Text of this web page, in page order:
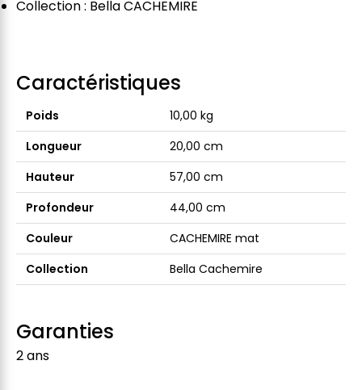
Collection : Bella CACHEMIRE
Caractéristiques
Poids
10,00 kg
Longueur
20,00 cm
Hauteur
57,00 cm
Profondeur
44,00 cm
Couleur
CACHEMIRE mat
Collection
Bella Cachemire
Garanties
2 ans